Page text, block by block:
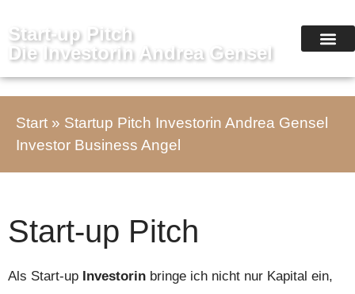
Start-up Pitch
Die Investorin Andrea Gensel
Start » Startup Pitch Investorin Andrea Gensel
Investor Business Angel
Start-up Pitch
Als Start-up Investorin bringe ich nicht nur Kapital ein,